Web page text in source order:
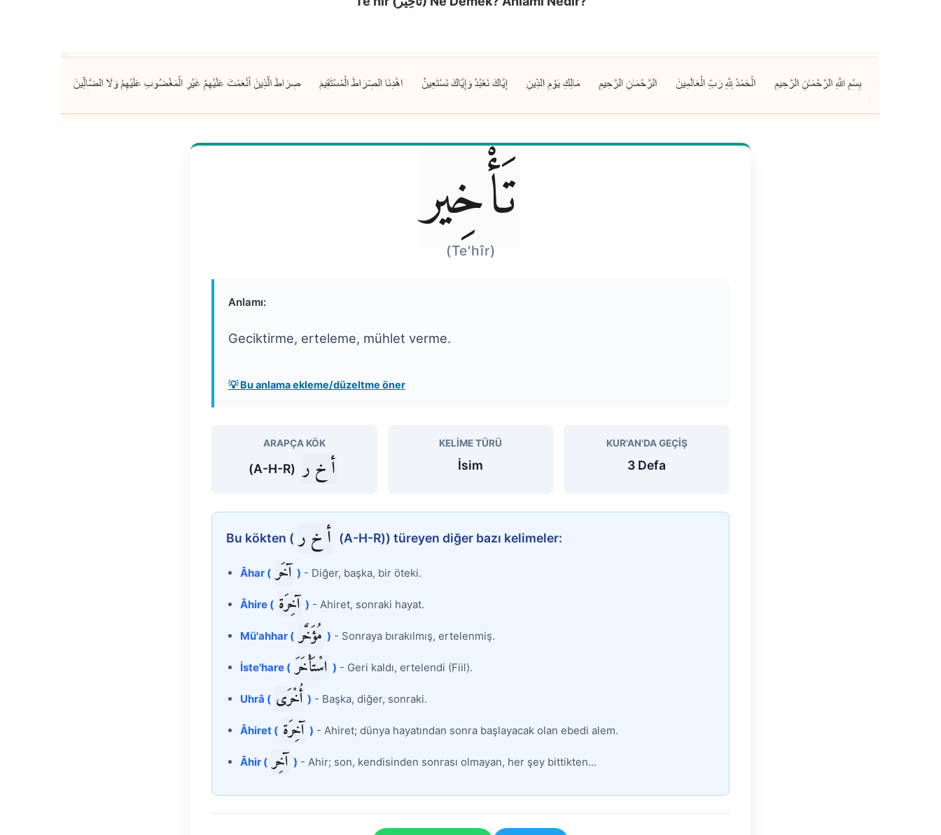
تَأْخِير
(Te'hîr)
Anlamı:
Geciktirme, erteleme, mühlet verme.
💡 Bu anlama ekleme/düzeltme öner
ARAPÇA KÖK
أ خ ر (A-H-R)
KELIME TÜRÜ
İsim
KUR'AN'DA GEÇIŞ
3 Defa
Bu kökten ( أ خ ر (A-H-R)) türeyen diğer bazı kelimeler:
Âhar ( آخَر ) - Diğer, başka, bir öteki.
Âhire ( آخِرَة ) - Ahiret, sonraki hayat.
Mü'ahhar ( مُؤَخَّر ) - Sonraya bırakılmış, ertelenmiş.
İste'hare ( اسْتَأْخَرَ ) - Geri kaldı, ertelendi (Fiil).
Uhrâ ( أُخْرَى ) - Başka, diğer, sonraki.
Âhiret ( آخِرَة ) - Ahiret; dünya hayatından sonra başlayacak olan ebedi alem.
Âhir ( آخِر ) - Ahir; son, kendisinden sonrası olmayan, her şey bittikten...